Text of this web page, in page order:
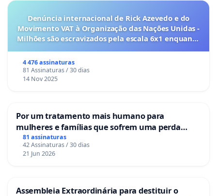
Denúncia internacional de Rick Azevedo e do
Movimento VAT à Organização das Nações Unidas -
Milhões são escravizados pela escala 6x1 enquanto
4 476 assinaturas
81 Assinaturas / 30 dias
14 Nov 2025
Por um tratamento mais humano para
mulheres e famílias que sofrem uma perda
gestacional nos hospitais portugueses
81 assinaturas
42 Assinaturas / 30 dias
21 Jun 2026
Assembleia Extraordinária para destituir o